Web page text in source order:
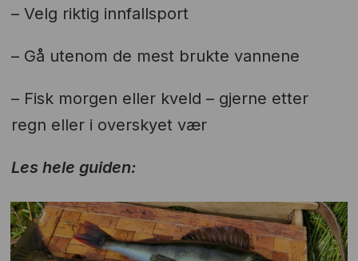
– Velg riktig innfallsport
– Gå utenom de mest brukte vannene
– Fisk morgen eller kveld – gjerne etter
regn eller i overskyet vær
Les hele guiden: